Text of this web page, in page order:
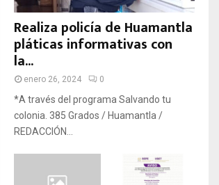
Realiza policía de Huamantla
pláticas informativas con
la...
enero 26, 2024 0
*A través del programa Salvando tu
colonia. 385 Grados / Huamantla /
REDACCIÓN...